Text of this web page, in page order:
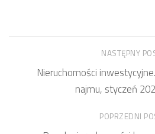
NASTĘPNY
Nieruchomości
najmu, styczeń
POPRZEDNI